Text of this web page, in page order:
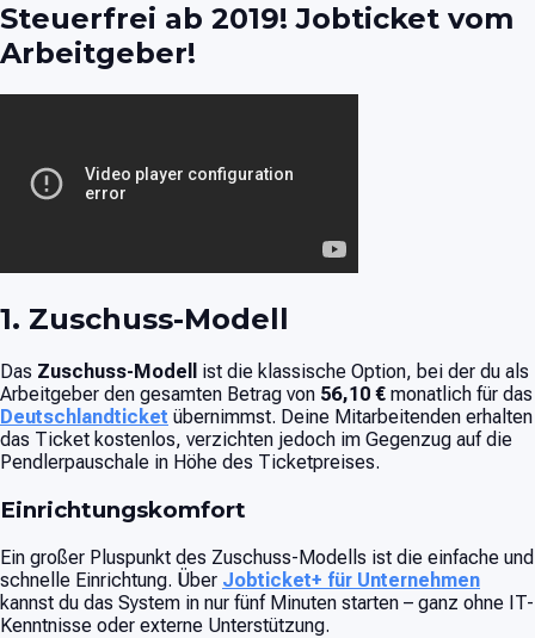
Steuerfrei ab 2019! Jobticket vom
Arbeitgeber!
1. Zuschuss-Modell
Das Zuschuss-Modell
ist die klassische Option, bei der du als
Arbeitgeber den gesamten Betrag von 56,10 € monatlich für das
Deutschlandticket übernimmst. Deine Mitarbeitenden erhalten
das Ticket kostenlos, verzichten jedoch im Gegenzug auf die
Pendlerpauschale in Höhe des Ticketpreises.
Einrichtungskomfort
Ein großer Pluspunkt des Zuschuss-Modells ist die einfache und
schnelle Einrichtung. Über Jobticket+ für Unternehmen
kannst du das System in nur fünf Minuten starten – ganz ohne IT-
Kenntnisse oder externe Unterstützung.